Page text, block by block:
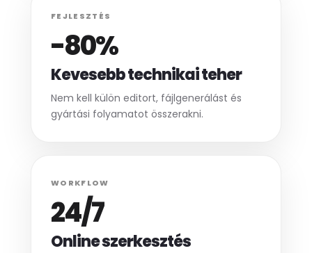
FEJLESZTÉS
-80%
Kevesebb technikai teher
Nem kell külön editort, fájlgenerálást és
gyártási folyamatot összerakni.
WORKFLOW
24/7
Online szerkesztés